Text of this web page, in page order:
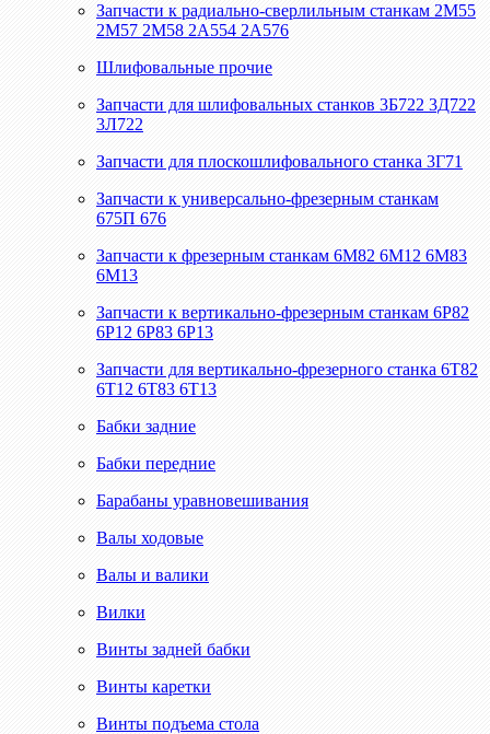
Запчасти к радиально-сверлильным станкам 2М55
2М57 2М58 2А554 2А576
Шлифовальные прочие
Запчасти для шлифовальных станков 3Б722 3Д722
3Л722
Запчасти для плоскошлифовального станка 3Г71
Запчасти к универсально-фрезерным станкам
675П 676
Запчасти к фрезерным станкам 6М82 6М12 6М83
6М13
Запчасти к вертикально-фрезерным станкам 6Р82
6Р12 6Р83 6Р13
Запчасти для вертикально-фрезерного станка 6Т82
6Т12 6Т83 6Т13
Бабки задние
Бабки передние
Барабаны уравновешивания
Валы ходовые
Валы и валики
Вилки
Винты задней бабки
Винты каретки
Винты подъема стола